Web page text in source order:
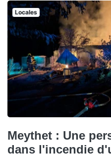
Locales
Meythet : Une
dans l'incendie